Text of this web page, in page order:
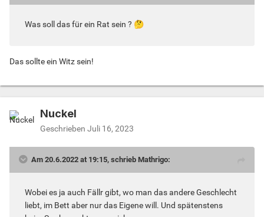
Was soll das für ein Rat sein ? 🤔
Das sollte ein Witz sein!
Nuckel
Geschrieben Juli 16, 2023
Am 20.6.2022 at 19:15, schrieb Mathrigo:
Wobei es ja auch Fällr gibt, wo man das andere Geschlecht
liebt, im Bett aber nur das Eigene will. Und spätenstens